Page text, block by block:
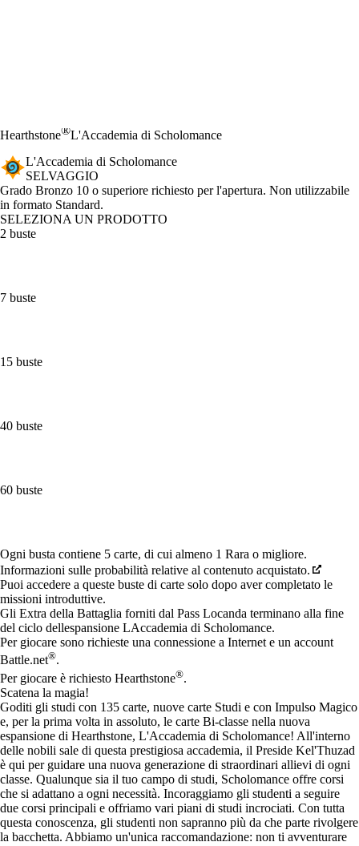
Hearthstone®L'Accademia di Scholomance
L'Accademia di Scholomance
SELVAGGIO
Product Notification
Grado Bronzo 10 o superiore richiesto per l'apertura. Non utilizzabile
in formato Standard.
SELEZIONA UN PRODOTTO
2 buste
7 buste
15 buste
40 buste
60 buste
Available actions
Ogni busta contiene 5 carte, di cui almeno 1 Rara o migliore.
Informazioni sulle probabilità relative al contenuto acquistato.
Puoi accedere a queste buste di carte solo dopo aver completato le
missioni introduttive.
Gli Extra della Battaglia forniti dal Pass Locanda terminano alla fine
del ciclo dellespansione LAccademia di Scholomance.
Per giocare sono richieste una connessione a Internet e un account
Battle.net®.
Per giocare è richiesto Hearthstone®.
Scatena la magia!
Goditi gli studi con 135 carte, nuove carte Studi e con Impulso Magico
e, per la prima volta in assoluto, le carte Bi-classe nella nuova
espansione di Hearthstone, L'Accademia di Scholomance! All'interno
delle nobili sale di questa prestigiosa accademia, il Preside Kel'Thuzad
è qui per guidare una nuova generazione di straordinari allievi di ogni
classe. Qualunque sia il tuo campo di studi, Scholomance offre corsi
che si adattano a ogni necessità. Incoraggiamo gli studenti a seguire
due corsi principali e offriamo vari piani di studi incrociati. Con tutta
questa conoscenza, gli studenti non sapranno più da che parte rivolgere
la bacchetta. Abbiamo un'unica raccomandazione: non ti avventurare